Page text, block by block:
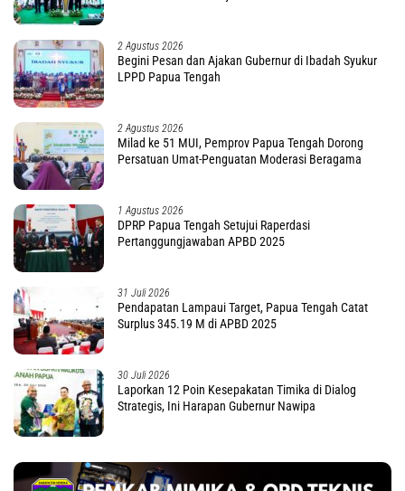
2 Agustus 2026
Begini Pesan dan Ajakan Gubernur di Ibadah Syukur
LPPD Papua Tengah
2 Agustus 2026
Milad ke 51 MUI, Pemprov Papua Tengah Dorong
Persatuan Umat-Penguatan Moderasi Beragama
1 Agustus 2026
DPRP Papua Tengah Setujui Raperdasi
Pertanggungjawaban APBD 2025
31 Juli 2026
Pendapatan Lampaui Target, Papua Tengah Catat
Surplus 345.19 M di APBD 2025
30 Juli 2026
Laporkan 12 Poin Kesepakatan Timika di Dialog
Strategis, Ini Harapan Gubernur Nawipa